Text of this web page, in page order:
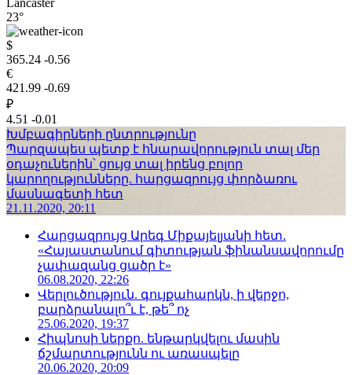
23°
$
365.24 -0.56
€
421.99 -0.69
₽
4.51 -0.01
Խմբագիրների ընտրությունը
Պարզապես պետք է հնարավորություն տալ մեր
օդաչուներին՝ ցույց տալ իրենց բոլոր
կարողությունները. հարցազրույց փորձառու
մասնագետի հետ
21.11.2020, 20:11
Հարցազրույց Արեգ Միքայելյանի հետ.
«Հայաստանում գիտության ֆինանսավորումը
չափազանց ցածր է»
06.08.2020, 22:26
Վերլուծություն. գույքահարկն, ի վերջո,
բարձրանալո՞ւ է, թե՞ ոչ
25.06.2020, 19:37
Հիպնոսի ներքո. ենթարկվելու մասին
ճշմարտությունն ու առասպելը
20.06.2020, 20:09